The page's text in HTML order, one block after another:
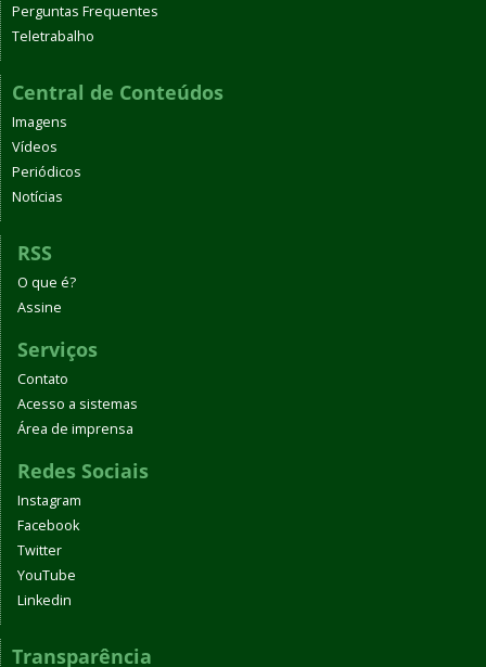
Perguntas Frequentes
Teletrabalho
Central de Conteúdos
Imagens
Vídeos
Periódicos
Notícias
RSS
O que é?
Assine
Serviços
Contato
Acesso a sistemas
Área de imprensa
Redes Sociais
Instagram
Facebook
Twitter
YouTube
Linkedin
Transparência